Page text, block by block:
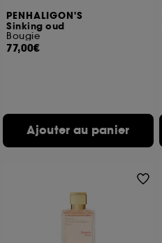
PENHALIGON'S
Sinking oud
Bougie
77,00€
Ajouter au panier